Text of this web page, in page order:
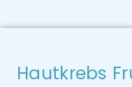
Hautkrebs